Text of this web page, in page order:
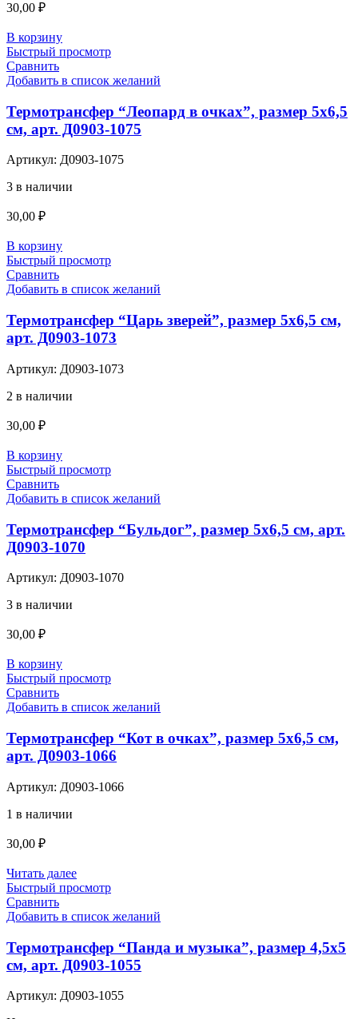
30,00 ₽
В корзину
Быстрый просмотр
Сравнить
Добавить в список желаний
Термотрансфер “Леопард в очках”, размер 5х6,5
см, арт. Д0903-1075
Артикул: Д0903-1075
3 в наличии
30,00 ₽
В корзину
Быстрый просмотр
Сравнить
Добавить в список желаний
Термотрансфер “Царь зверей”, размер 5х6,5 см,
арт. Д0903-1073
Артикул: Д0903-1073
2 в наличии
30,00 ₽
В корзину
Быстрый просмотр
Сравнить
Добавить в список желаний
Термотрансфер “Бульдог”, размер 5х6,5 см, арт.
Д0903-1070
Артикул: Д0903-1070
3 в наличии
30,00 ₽
В корзину
Быстрый просмотр
Сравнить
Добавить в список желаний
Термотрансфер “Кот в очках”, размер 5х6,5 см,
арт. Д0903-1066
Артикул: Д0903-1066
1 в наличии
30,00 ₽
Читать далее
Быстрый просмотр
Сравнить
Добавить в список желаний
Термотрансфер “Панда и музыка”, размер 4,5х5
см, арт. Д0903-1055
Артикул: Д0903-1055